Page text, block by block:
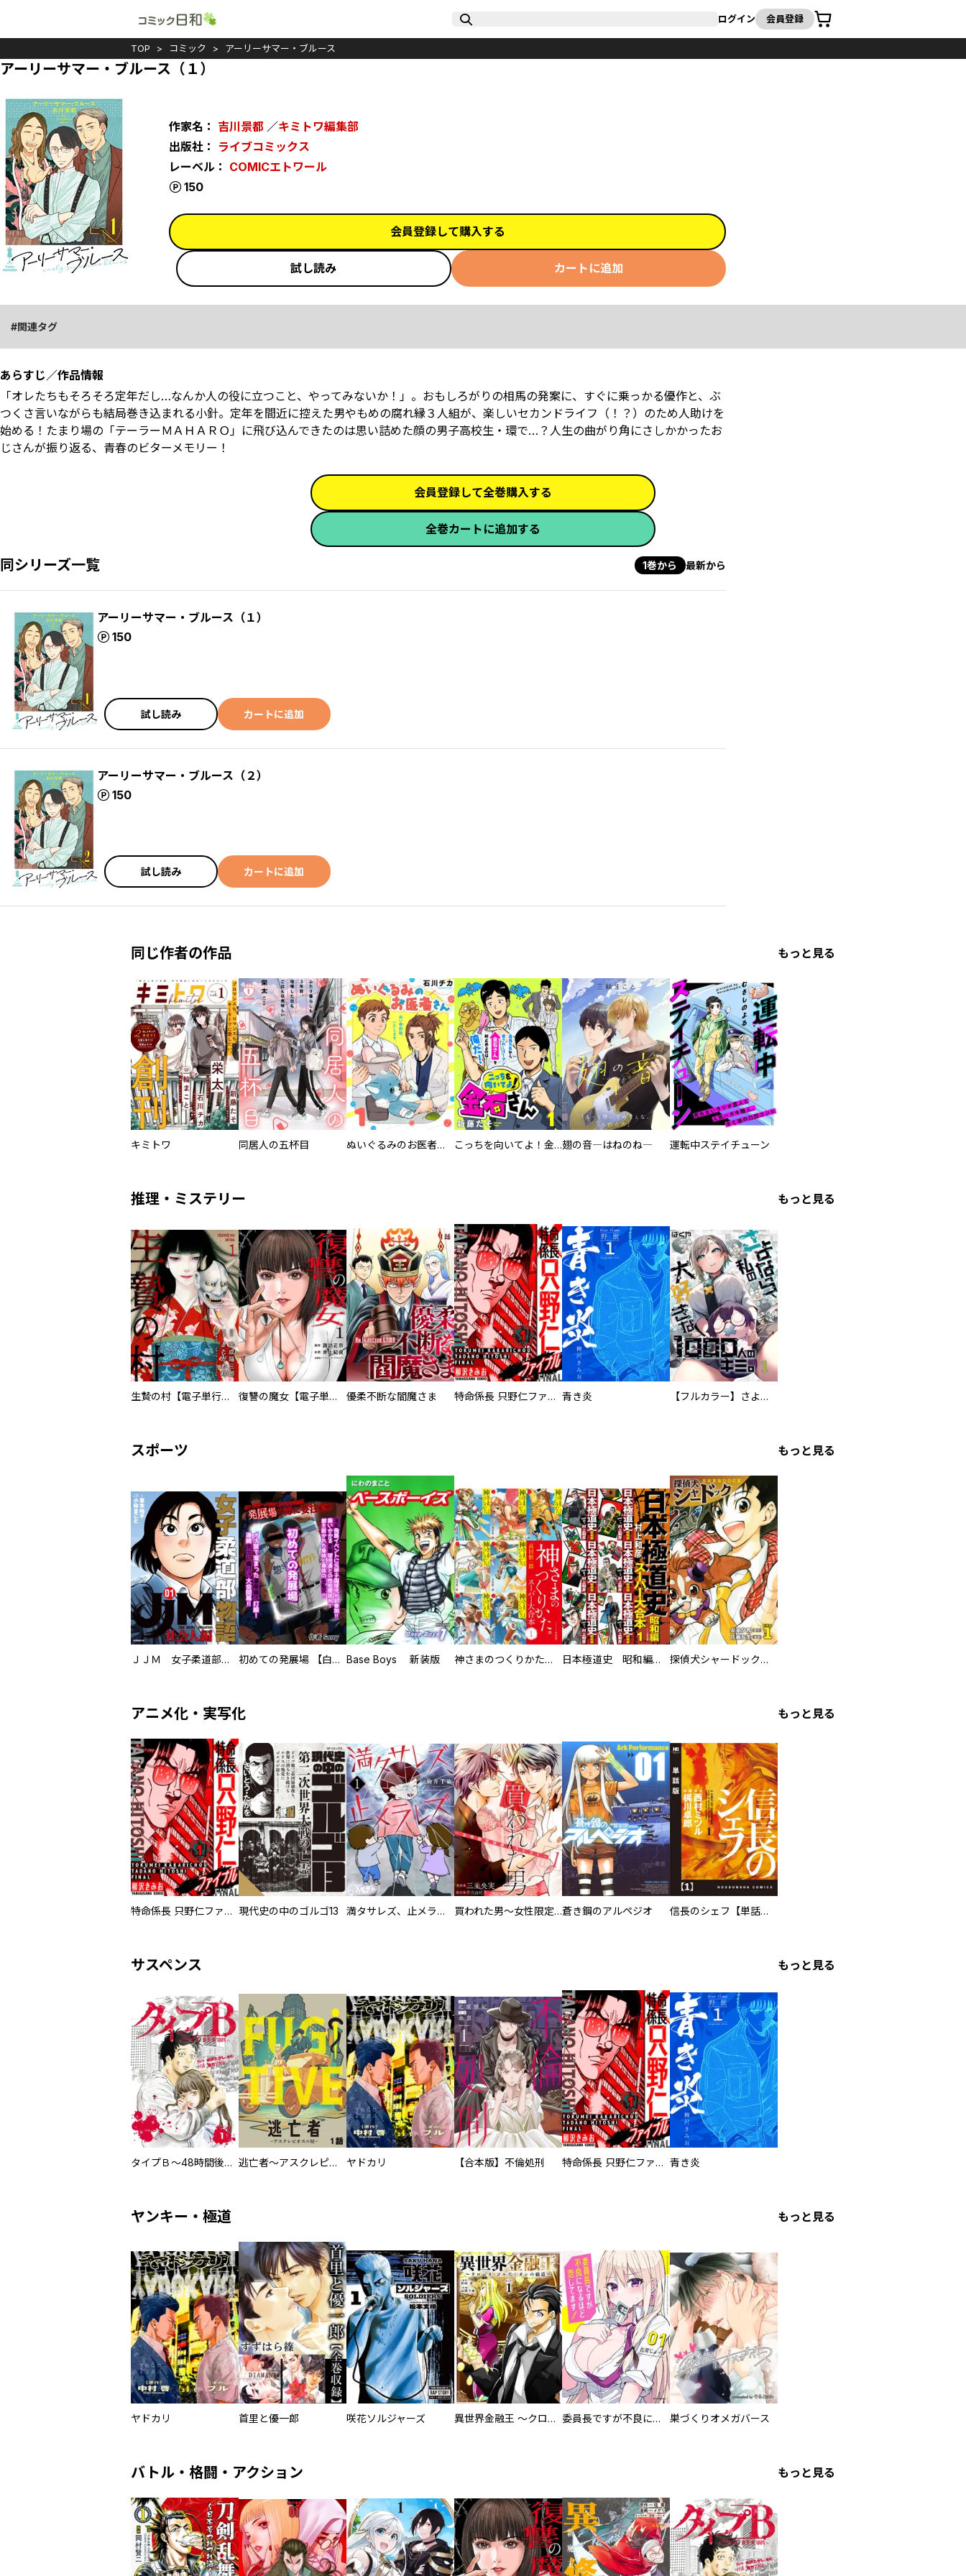
ログイン 会員登録
カート
TOP コミック アーリーサマー・ブルース
アーリーサマー・ブルース（１）
作家名： 吉川景都 ／キミトワ編集部
出版社： ライブコミックス
レーベル： COMICエトワール
150
会員登録して購入する
試し読み カートに追加
関連タグ
あらすじ／作品情報
「オレたちもそろそろ定年だし…なんか人の役に立つこと、やってみないか！」。おもしろがりの相馬の発案に、すぐに乗っかる優作と、ぶ
つくさ言いながらも結局巻き込まれる小針。定年を間近に控えた男やもめの腐れ縁３人組が、楽しいセカンドライフ（！？）のため人助けを
始める！たまり場の「テーラーＭＡＨＡＲＯ」に飛び込んできたのは思い詰めた顔の男子高校生・環で…？人生の曲がり角にさしかかったお
じさんが振り返る、青春のビターメモリー！
会員登録して全巻購入する
全巻カートに追加する
同シリーズ一覧 1巻から 最新から
アーリーサマー・ブルース（１）
150
ポイント
試し読み カートに追加
アーリーサマー・ブルース（２）
150
ポイント
試し読み カートに追加
同じ作者の作品 もっと見る
キミトワ 同居人の五杯目 ぬいぐるみのお医者さん こっちを向いてよ！金石さん翅の音―はねのね― 運転中ステイチューン
推理・ミステリー もっと見る
生贄の村【電子単行本版】 復讐の魔女【電子単行本版】 優柔不断な閻魔さま 特命係長 只野仁ファイナル 愛蔵版 青き炎 【フルカラー】さよなら、私の大好きな１０００人のキミ。
スポーツ もっと見る
ＪＪＭ 女子柔道部物語 社会人編 初めての発展場 【白抜き修正版】 Base Boys 新装版 神さまのつくりかた。スーパー大合本 日本極道史 昭和編 スーパー大合本 探偵犬シャードック（新装版）
アニメ化・実写化 もっと見る
特命係長 只野仁ファイナル 愛蔵版 現代史の中のゴルゴ13 満タサレズ、止メラレズ 買われた男～女性限定快感セラピスト～【描き下ろしおまけ付き特装版】蒼き鋼のアルペジオ 信長のシェフ【単話版】
サスペンス もっと見る
タイプＢ～48時間後、致死率100％～【単話】 逃亡者～アスクレピオスの杖～ ヤドカリ 【合本版】不倫処刑 特命係長 只野仁ファイナル 愛蔵版 青き炎
ヤンキー・極道 もっと見る
ヤドカリ 首里と優一郎 咲花ソルジャーズ 異世界金融王 ～クローネ・ゴルディオンの覇道～ 委員長ですが不良になるほど恋してます！ 巣づくりオメガバース
バトル・格闘・アクション もっと見る